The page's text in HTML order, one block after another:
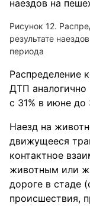
Рисунок 12.
результате
периода
Распределение
ДТП
с 31% в июне до
Наезд на
движущееся
контактное
животным или
дороге в стаде
происшествия,